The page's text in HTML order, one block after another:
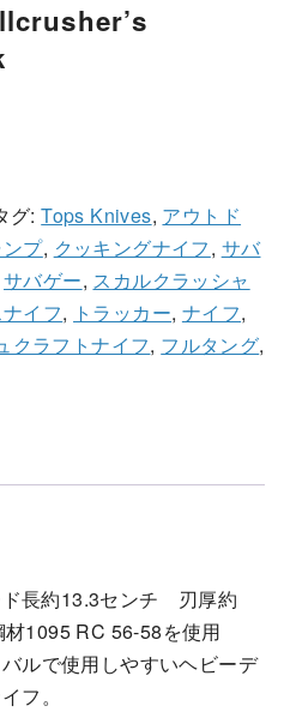
グ:Tops Knives, アウトド
プ, クッキングナイフ, サバ
サバゲー, スカルクラッシャ
イフ, トラッカー, ナイフ,
クラフトナイフ, フルタング,
長約13.3センチ 刃厚約
1095 RC 56-58を使用
ルで使用しやすいヘビーデ
フ。